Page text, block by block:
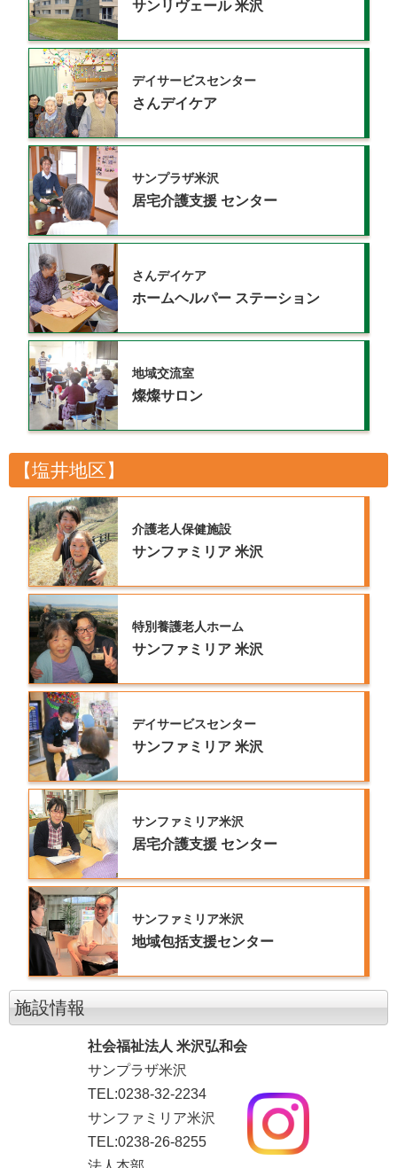
サンリヴェール米沢
デイサービスセンター
さんデイケア
サンプラザ米沢
居宅介護支援センター
さんデイケア
ホームヘルパーステーション
地域交流室
燦燦サロン
【塩井地区】
介護老人保健施設
サンファミリア米沢
特別養護老人ホーム
サンファミリア米沢
デイサービスセンター
サンファミリア米沢
サンファミリア米沢
居宅介護支援センター
サンファミリア米沢
地域包括支援センター
施設情報
社会福祉法人 米沢弘和会
サンプラザ米沢
TEL:0238-32-2234
サンファミリア米沢
TEL:0238-26-8255